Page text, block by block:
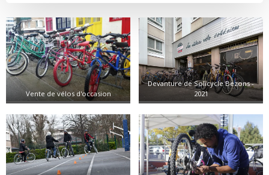
Vente de vélos d'occasion
Devanture de Solicycle Bezons -
2021